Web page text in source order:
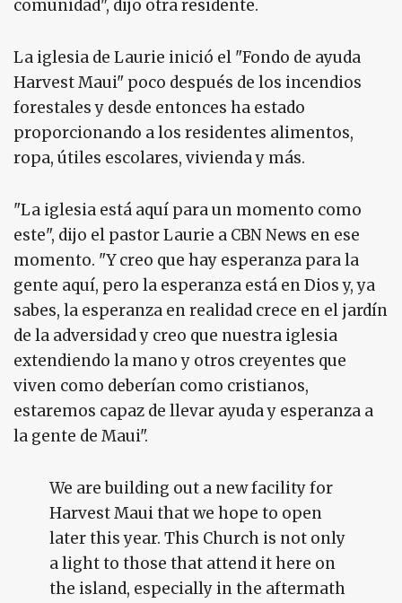
comunidad", dijo otra residente.
La iglesia de Laurie inició el "Fondo de ayuda
Harvest Maui" poco después de los incendios
forestales y desde entonces ha estado
proporcionando a los residentes alimentos,
ropa, útiles escolares, vivienda y más.
"La iglesia está aquí para un momento como
este", dijo el pastor Laurie a CBN News en ese
momento. "Y creo que hay esperanza para la
gente aquí, pero la esperanza está en Dios y, ya
sabes, la esperanza en realidad crece en el jardín
de la adversidad y creo que nuestra iglesia
extendiendo la mano y otros creyentes que
viven como deberían como cristianos,
estaremos capaz de llevar ayuda y esperanza a
la gente de Maui".
We are building out a new facility for
Harvest Maui that we hope to open
later this year. This Church is not only
a light to those that attend it here on
the island, especially in the aftermath